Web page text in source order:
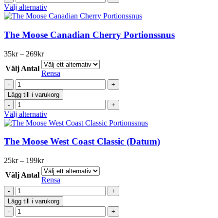
Super
strong
Vit
Moose
Arctic
strong
Vit
Välj alternativDen
här
har
flera
De
olika
alternativen
väljas
på
produktsidan
The Moose Canadian Cherry Portionssnus
35kr – 269krPrisintervall:
35kr
till
269kr
Välj Antal
Rensa
The
Moose
Canadian
Cherry
Portionssnus
mängd
Lägg till i varukorg
The
Moose
Canadian
Portionssnus
mängd
Välj alternativDen
här
har
De
olika
alternativen
väljas
The Moose West Coast Classic (Datum)
25kr – 199krPrisintervall:
25kr
till
199kr
Välj Antal
Rensa
The
Moose
West
Coast
Lägg till i varukorg
The